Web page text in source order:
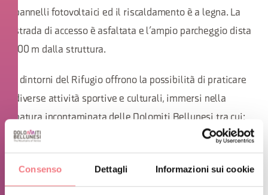
Consenso Dettagli Informazioni sui cookie
pannelli fotovoltaici ed il riscaldamento è a legna. La
strada di accesso è asfaltata e l’ampio parcheggio dista
100 m dalla struttura.
I dintorni del Rifugio offrono la possibilità di praticare
diverse attività sportive e culturali, immersi nella
natura incontaminata delle Dolomiti Bellunesi tra cui:
Volo libero (parapendio, deltaplano) con decollo a pochi
metri dal rifugio; Arrampicata con vie con livelli diversi
di difficoltà adatti a tutti; Sport acquatici nel vicino lago